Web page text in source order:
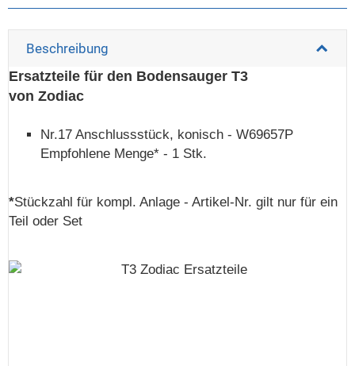
Beschreibung
Ersatzteile für den Bodensauger T3
von Zodiac
Nr.17 Anschlussstück, konisch - W69657P
Empfohlene Menge* - 1 Stk.
*Stückzahl für kompl. Anlage - Artikel-Nr. gilt nur für ein
Teil oder Set